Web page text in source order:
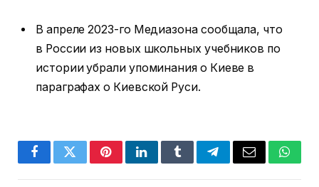
В апреле 2023-го Медиазона сообщала, что
в России из новых школьных учебников по
истории убрали упоминания о Киеве в
параграфах о Киевской Руси.
FacebookTwitterPinterestLinkedInTumblrTelegramEmail